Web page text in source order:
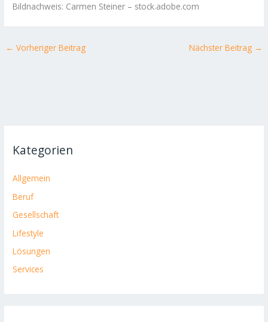
Bildnachweis: Carmen Steiner – stock.adobe.com
← Vorheriger Beitrag Nächster Beitrag →
Kategorien
Allgemein
Beruf
Gesellschaft
Lifestyle
Lösungen
Services